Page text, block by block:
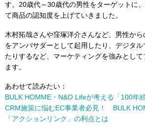
す。20歳代～30歳代の男性をターゲットに
て商品の認知度を上げていきました。
木村拓哉さんや窪塚洋介さんなど、男性から
をアンバサダーとして起用したり、デジタ
たりするなど、マーケティングを強みとし
ます。
あわせて読みたい：
BULK HOMME・N&O Lifeが考える「100年
CRM施策に悩むEC事業者必見！ BULK
「アクションリンク」の利点とは